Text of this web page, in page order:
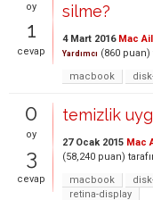
oy
1
cevap
silme?
4 Mart 2016 Mac
Yardımcı (860 puan)
macbook
0
oy
3
cevap
temizlik
27 Ocak 2015 Mac
(58,240 puan)
macbook
retina-display